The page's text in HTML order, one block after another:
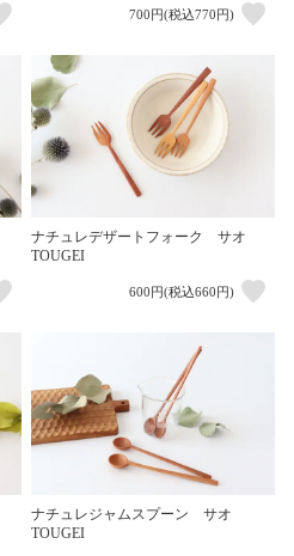
700円(税込770円)
ナチュレデザートフォーク サオ
TOUGEI
600円(税込660円)
ナチュレジャムスプーン サオ
TOUGEI